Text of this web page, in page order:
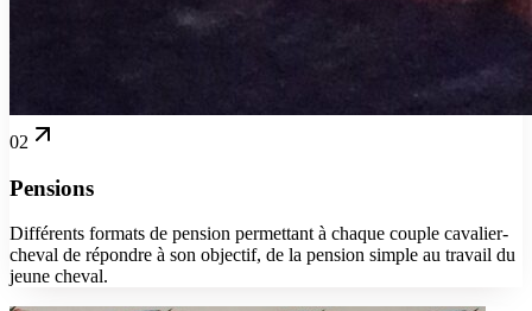
02
Pensions
Différents formats de pension permettant à chaque couple cavalier-
cheval de répondre à son objectif, de la pension simple au travail du
jeune cheval.